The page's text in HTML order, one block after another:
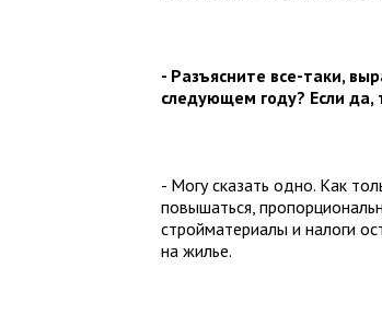
- Разъясните все-таки,
следующем году? Если да,
- Могу сказать одно. Как
повышаться,
стройматериалы и налоги
на жилье.